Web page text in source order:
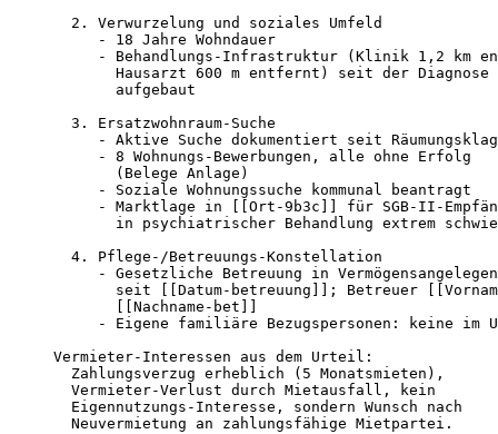
  2. Verwurzelung und soziales Umfeld
     - 18 Jahre Wohndauer
- Behandlungs-Infrastruktur (Klinik 1,2 km
Hausarzt 600 m entfernt) seit der Diagnose
       aufgebaut
  3. Ersatzwohnraum-Suche
- Aktive Suche dokumentiert seit
     - 8 Wohnungs-Bewerbungen, alle ohne Erfolg
       (Belege Anlage)
     - Soziale Wohnungssuche kommunal beantragt
- Marktlage in [[Ort-9b3c]] für SGB-II-
in psychiatrischer Behandlung extrem
  4. Pflege-/Betreuungs-Konstellation
- Gesetzliche Betreuung in
seit [[Datum-betreuung]]; Betreuer
       [[Nachname-bet]]
- Eigene familiäre Bezugspersonen: keine im
Vermieter-Interessen aus dem Urteil:
  Zahlungsverzug erheblich (5 Monatsmieten),
  Vermieter-Verlust durch Mietausfall, kein
  Eigennutzungs-Interesse, sondern Wunsch nach
  Neuvermietung an zahlungsfähige Mietpartei.